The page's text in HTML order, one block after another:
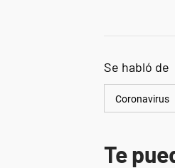
Se habló de
Coronavirus
Te